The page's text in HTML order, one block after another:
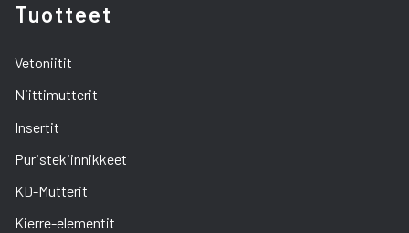
Tuotteet
Vetoniitit
Niittimutterit
Insertit
Puristekiinnikkeet
KD-Mutterit
Kierre-elementit